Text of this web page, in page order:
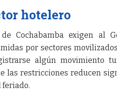
hotelero
Cochabamba exigen al
por sectores
algún movimiento
las restricciones reducen
feriado.